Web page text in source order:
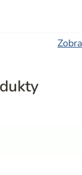
je 5 z 5